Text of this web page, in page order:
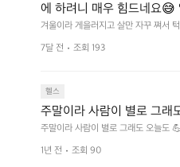
에 하려니 매우 힘드네요
겨울이라 게을러지고 살만 자꾸 쪄서
7달 전 조회 193
헬스
주말이라 사람이 별로 그래
주말이라 사람이 별로 그래도 오늘도
1년 전 조회 90